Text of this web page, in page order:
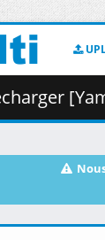
[Yameii]